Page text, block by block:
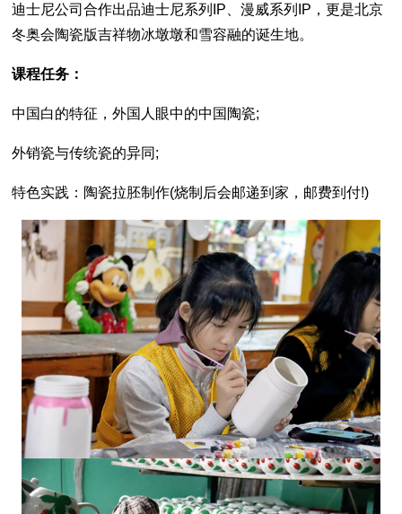
迪士尼公司合作出品迪士尼系列IP、漫威系列IP，更是北京
冬奥会陶瓷版吉祥物冰墩墩和雪容融的诞生地。
课程任务：
中国白的特征，外国人眼中的中国陶瓷;
外销瓷与传统瓷的异同;
特色实践：陶瓷拉胚制作(烧制后会邮递到家，邮费到付!)